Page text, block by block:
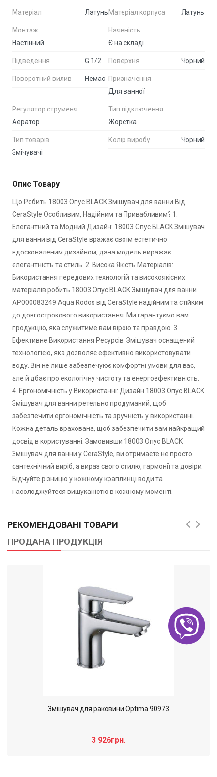
Матеріал Латунь Матеріал корпуса Латунь
Монтаж
Настінний
Наявність
Є на складі
Підведення G 1/2 Поверхня Чорний
Поворотний вилив Немає Призначення
Для ванної
Регулятор струменя
Аератор
Тип підключення
Жорстка
Тип товарів
Змічувачі
Колір виробу Чорний
Опис Товару
Що Робить 18003 Опус BLACK Змішувач для ванни Від
CeraStyle Особливим, Надійним та Привабливим? 1.
Елегантний та Модний Дизайн: 18003 Опус BLACK Змішувач
для ванни від CeraStyle вражає своїм естетично
вдосконаленим дизайном, дана модель виражає
елегантність та стиль. 2. Висока Якість Матеріалів:
Використання передових технологій та високоякісних
матеріалів робить 18003 Опус BLACK Змішувач для ванни
АР000083249 Aqua Rodos від CeraStyle надійним та стійким
до довгострокового використання. Ми гарантуємо вам
продукцію, яка служитиме вам вірою та правдою. 3.
Ефективне Використання Ресурсів: Змішувач оснащений
технологією, яка дозволяє ефективно використовувати
воду. Він не лише забезпечуює комфортні умови для вас,
але й дбає про екологічну чистоту та енергоефективність.
4. Ергономічність у Використанні: Дизайн 18003 Опус BLACK
Змішувач для ванни ретельно продуманий, щоб
забезпечити ергономічність та зручність у використанні.
Кожна деталь врахована, щоб забезпечити вам найкращий
досвід в користуванні. Замовивши 18003 Опус BLACK
Змішувач для ванни у CeraStyle, ви отримаєте не просто
сантехнічний виріб, а вираз свого стилю, гармонії та довіри.
Відчуйте різницю у кожному краплинці води та
насолоджуйтеся вишуканістю в кожному моменті.
РЕКОМЕНДОВАНІ ТОВАРИ
ПРОДАНА ПРОДУКЦІЯ
Змішувач для раковини Optima 90973
3 926грн.